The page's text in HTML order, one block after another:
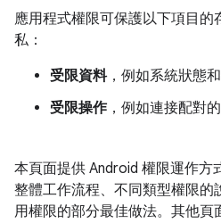
應用程式權限可保護以下項目的
私：
受限資料，例如系統狀態
受限操作，例如連接配對
本頁面提供 Android 權限運作方
整體工作流程、不同類型權限的
用權限的部分最佳做法。其他頁